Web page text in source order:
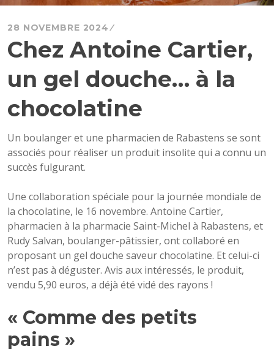
28 NOVEMBRE 2024
Chez Antoine Cartier,
un gel douche… à la
chocolatine
Un boulanger et une pharmacien de Rabastens se sont
associés pour réaliser un produit insolite qui a connu un
succès fulgurant.
Une collaboration spéciale pour la journée mondiale de
la chocolatine, le 16 novembre. Antoine Cartier,
pharmacien à la pharmacie Saint-Michel à Rabastens, et
Rudy Salvan, boulanger-pâtissier, ont collaboré en
proposant un gel douche saveur chocolatine. Et celui-ci
n’est pas à déguster. Avis aux intéressés, le produit,
vendu 5,90 euros, a déjà été vidé des rayons !
« Comme des petits
pains »